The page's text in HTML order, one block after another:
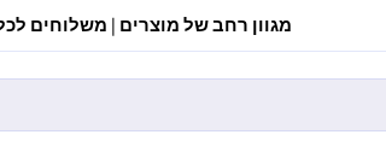
מגוון רחב של מוצרים | משלוחים לכל